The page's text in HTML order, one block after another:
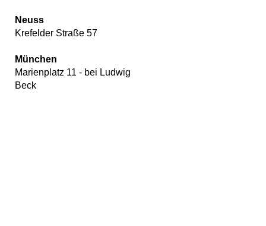
Neuss
Krefelder Straße 57
München
Marienplatz 11 - bei Ludwig
Beck